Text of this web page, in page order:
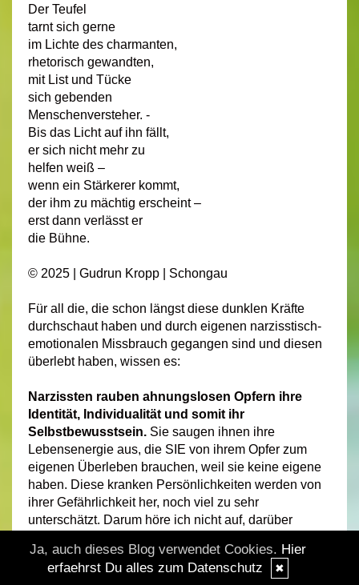
Der Teufel
tarnt sich gerne
im Lichte des charmanten,
rhetorisch gewandten,
mit List und Tücke
sich gebenden
Menschenversteher. -
Bis das Licht auf ihn fällt,
er sich nicht mehr zu
helfen weiß –
wenn ein Stärkerer kommt,
der ihm zu mächtig erscheint –
erst dann verlässt er
die Bühne.
© 2025 | Gudrun Kropp | Schongau
Für all die, die schon längst diese dunklen Kräfte
durchschaut haben und durch eigenen narzisstisch-
emotionalen Missbrauch gegangen sind und diesen
überlebt haben, wissen es:
Narzissten rauben ahnungslosen Opfern ihre
Identität, Individualität und somit ihr
Selbstbewusstsein. Sie saugen ihnen ihre
Lebensenergie aus, die SIE von ihrem Opfer zum
eigenen Überleben brauchen, weil sie keine eigene
haben. Diese kranken Persönlichkeiten werden von
ihrer Gefährlichkeit her, noch viel zu sehr
unterschätzt. Darum höre ich nicht auf, darüber
Ich erkenne inzwischen heimtückische Menschen
Ja, auch dieses Blog verwendet Cookies. Hier
erfaehrst Du alles zum Datenschutz
✖